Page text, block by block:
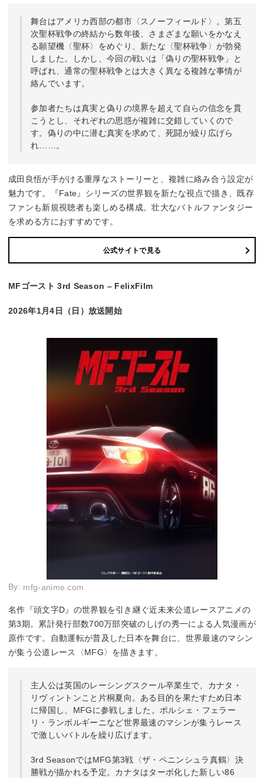
舞台はアメリカ西部の都市〈スノーフィールド〉。第五
次聖杯戦争の終結から数年後、さまざまな願いをかなえ
る願望機〈聖杯〉をめぐり、新たな〈聖杯戦争〉が勃発
しました。しかし、今回の戦いは「偽りの聖杯戦争」と
呼ばれ、通常の聖杯戦争とは大きく異なる複雑な事情が
絡んでいます。
参加者たちは真実と偽りの境界を超えて自らの信念を貫
こうとし、それぞれの思惑が複雑に交錯していくので
す。偽りの中に潜む真実を求めて、死闘が繰り広げら
れ……。
成田良悟が手がける重厚なストーリーと、複雑に絡み合う設定が
魅力です。『Fate』シリーズの世界観を新たな視点で描き、既存
ファンも新規視聴者も楽しめる構成。壮大なバトルファンタジー
を求める方におすすめです。
公式サイトで見る
MFゴースト 3rd Season – FelixFilm
2026年1月4日（日）放送開始
By: mfg-anime.com
名作『頭文字D』の世界観を引き継ぐ近未来公道レースアニメの
第3期。累計発行部数700万部突破のしげの秀一による人気漫画が
原作です。自動運転が普及した日本を舞台に、世界最速のマシン
が集う公道レース〈MFG〉を描きます。
主人公は英国のレーシングスクール卒業生で、カナタ・
リヴィントンこと片桐夏向。ある目的を果たすため日本
に帰国し、MFGに参戦しました。ポルシェ・フェラー
リ・ランボルギーニなど世界最速のマシンが集うレース
で激しいバトルを繰り広げます。
3rd SeasonではMFG第3戦〈ザ・ペニンシュラ真鶴〉決
勝戦が描かれる予定。カナタはターボ化した新しい86